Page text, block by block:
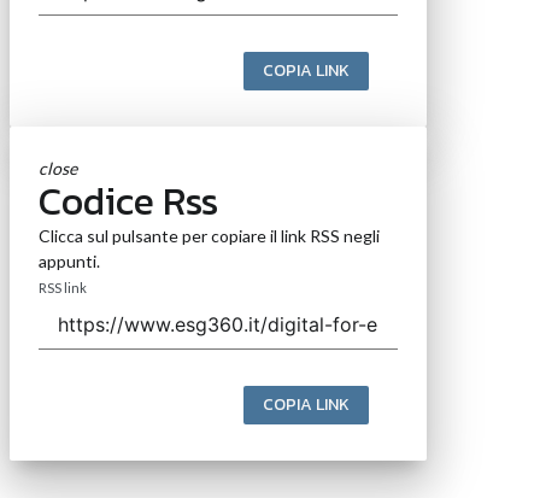
COPIA LINK
close
Codice Rss
Clicca sul pulsante per copiare il link RSS negli
appunti.
RSS link
COPIA LINK